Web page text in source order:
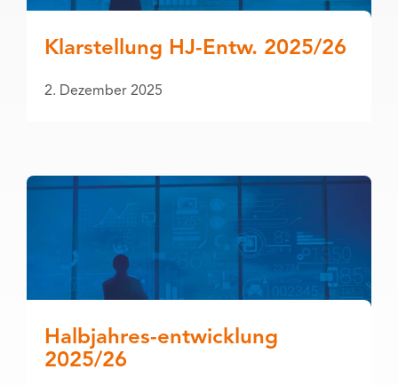
Klarstellung HJ-Entw. 2025/26
2. Dezember 2025
Halbjahres-entwicklung
2025/26